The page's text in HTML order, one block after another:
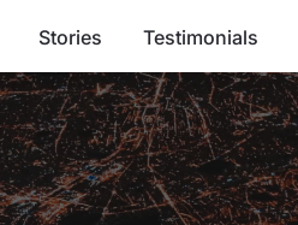
Stories Testimonials